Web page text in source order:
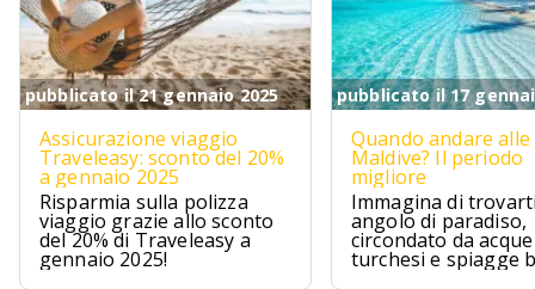
pubblicato il 21 gennaio 2025
Assicurazione viaggio
Traveleasy: sconto del 20%
a gennaio 2025
Risparmia sulla polizza
viaggio grazie allo sconto
del 20% di Traveleasy a
gennaio 2025!
pubblicato il 17
Quando andare alle
Maldive? Il periodo
migliore
Immagina di
angolo di paradiso,
circondato da acque
turchesi e spiagge
Le Maldive sono